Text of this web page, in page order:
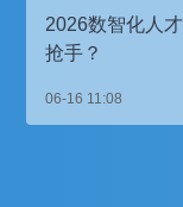
2026数智化人
抢手？
06-16 11:08